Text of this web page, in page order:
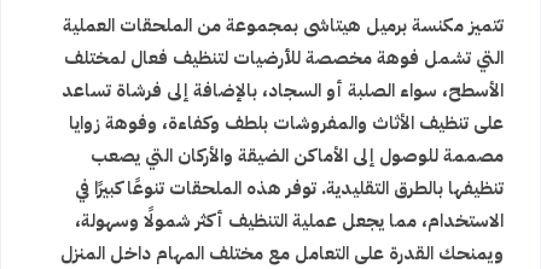
تتميز مكنسة برميل هيتاشى بمجموعة من الملحقات العملية
التي تشمل فوهة مخصصة للأرضيات لتنظيف فعال لمختلف
الأسطح، سواء الصلبة أو السجاد، بالإضافة إلى فرشاة تساعد
على تنظيف الأثاث والمفروشات بلطف وكفاءة، وفوهة زوايا
مصممة للوصول إلى الأماكن الضيقة والأركان التي يصعب
تنظيفها بالطرق التقليدية. توفر هذه الملحقات تنوعًا كبيرًا في
الاستخدام، مما يجعل عملية التنظيف أكثر شمولًا وسهولة،
ويمنحك القدرة على التعامل مع مختلف المهام داخل المنزل